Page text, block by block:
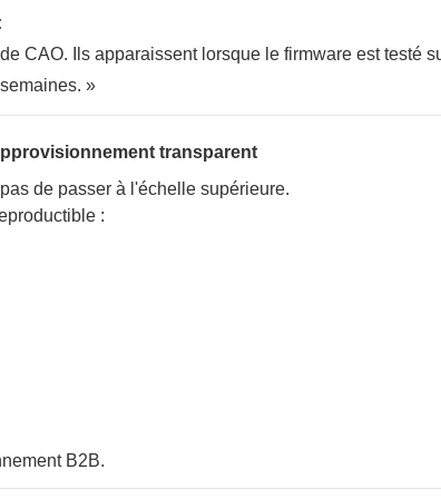
CAO. Ils apparaissent lorsque le firmware est testé
»
transparent
de passer à l'échelle supérieure.
:
B2B.